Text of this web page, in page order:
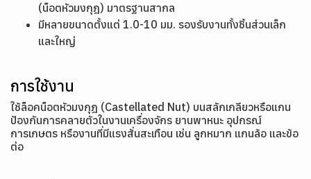
(น็อตหัวมงกุฎ) มาตรฐานสากล
มีหลายขนาดตั้งแต่ 1.0-10 มม. รองรับงานทั้งชิ้นส่วนเล็ก
และใหญ่
การใช้งาน
ใช้ล็อคน็อตหัวมงกุฎ (Castellated Nut) บนสลักเกลียวหรือแกน
ป้องกันการคลายตัวในงานเครื่องจักร ยานพาหนะ อุปกรณ์
การเกษตร หรืองานที่มีแรงสั่นสะเทือน เช่น ลูกหมาก แกนล้อ และข้อ
ต่อ